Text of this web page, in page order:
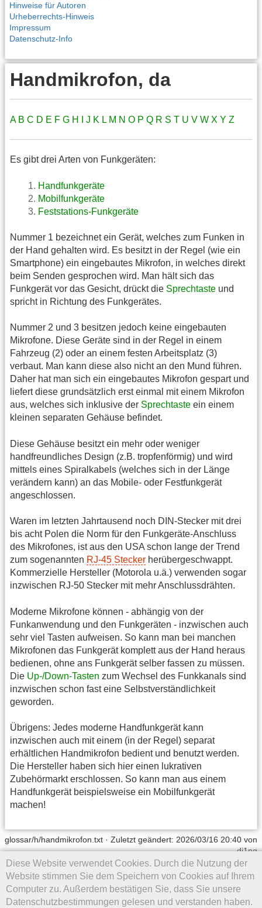
Hinweise für Autoren
Urheberrechts-Hinweis
Impressum
Datenschutz-Info
Handmikrofon, da
A B C D E F G H J K L M N O P Q R S T U V W X Y Z
Es gibt drei Arten von Funkgeräten:
Handfunkgeräte
Mobilfunkgeräte
Feststations-Funkgeräte
Nummer 1 bezeichnet ein Gerät, welches zum Funken in
der Hand gehalten wird. Es besitzt in der Regel (wie ein
Smartphone) ein eingebautes Mikrofon, in welches direkt
beim Senden gesprochen wird. Man hält sich das
Funkgerät vor das Gesicht, drückt die Sprechtaste und
spricht in Richtung des Funkgerätes.
Nummer 2 und 3 besitzen jedoch keine eingebauten
Mikrofone. Diese Geräte sind in der Regel in einem
Fahrzeug (2) oder an einem festen Arbeitsplatz (3)
verbaut. Man kann diese also nicht an den Mund führen.
Daher hat man sich ein eingebautes Mikrofon gespart und
liefert diese grundsätzlich erst einmal mit einem Mikrofon
aus, welches sich inklusive der Sprechtaste ein einem
kleinen separaten Gehäuse befindet.
Diese Gehäuse besitzt ein mehr oder weniger
handfreundliches Design (z.B. tropfenförmig) und wird
mittels eines Spiralkabels (welches sich in der Länge
verändern kann) an das Mobile- oder Festfunkgerät
angeschlossen.
Waren im letzten Jahrtausend noch DIN-Stecker mit drei
bis acht Polen die Norm für den Funkgeräte-Anschluss
des Mikrofones, ist aus den USA schon lange der Trend
zum sogenannten RJ-45 Stecker herübergeschwappt.
Kommerzielle Hersteller (Motorola u.ä.) verwenden sogar
inzwischen RJ-50 Stecker mit mehr Anschlussdrähten.
Moderne Mikrofone können - abhängig von der
Funkanwendung und den Funkgeräten - inzwischen auch
sehr viel Tasten aufweisen. So kann man bei manchen
Mikrofonen das Funkgerät komplett aus der Hand heraus
bedienen, ohne ans Funkgerät selber fassen zu müssen.
Die Up-/Down-Tasten zum Wechsel des Funkkanals sind
inzwischen schon fast eine Selbstverständlichkeit
geworden.
Übrigens: Jedes moderne Handfunkgerät kann
inzwischen auch mit einem (in der Regel) separat
erhältlichen Handmikrofon bedient und benutzt werden.
Die Hersteller haben sich hier einen lukrativen
Zubehörmarkt erschlossen. So kann man aus einem
Handfunkgerät beispielsweise ein Mobilfunkgerät
machen!
Diese Website verwendet Cookies. Durch die Nutzung der
Website stimmen Sie dem Speichern von Cookies auf Ihrem
Computer zu. Außerdem bestätigen Sie, dass Sie unsere
Datenschutzbestimmungen gelesen und verstanden haben.
glossar/h/handmikrofon.txt · Zuletzt geändert: 2026/03/16 20:40 von
dj1ng
Falls nicht anders bezeichnet, ist der Inhalt dieses Wikis unter der
folgenden Lizenz veröffentlicht:
CC Attribution 4.0 International